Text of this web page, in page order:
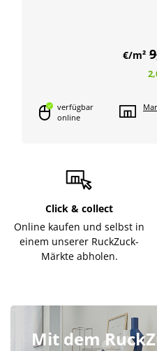
€/m²
verfügbar
online
Click & collect
Online kaufen und selbst in
einem unserer RuckZuck-
Märkte abholen.
Mit dem